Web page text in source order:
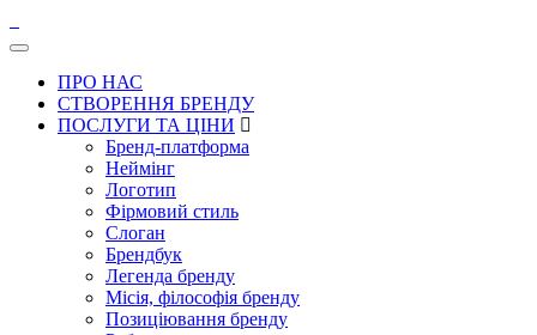
ПРО НАС
СТВОРЕННЯ БРЕНДУ
ПОСЛУГИ ТА ЦІНИ
Бренд-платформа
Неймінг
Логотип
Фірмовий стиль
Слоган
Брендбук
Легенда бренду
Місія, філософія бренду
Позиціювання бренду